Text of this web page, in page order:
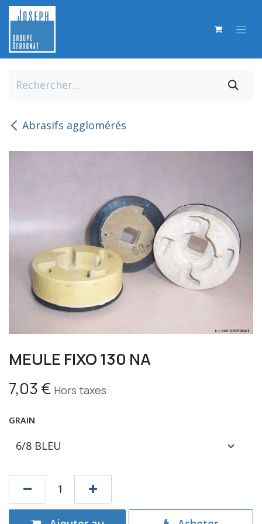
Se rendre au contenu
Abrasifs agglomérés
MEULE FIXO 130 NA
7,03€ Hors taxes
GRAIN